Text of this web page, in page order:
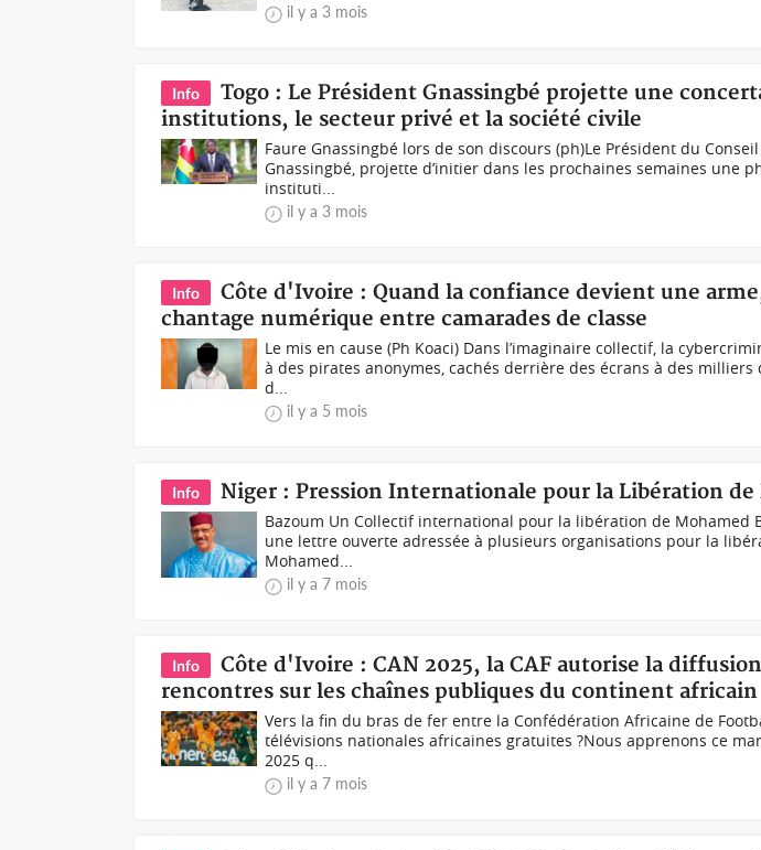
il y a 3 mois
Info
Togo : Le Président Gnassingbé projette une
institutions, le secteur privé et la société civile
Faure Gnassingbé lors de son discours (ph)Le Président du Conseil
Gnassingbé, projette d’initier dans les prochaines semaines une
instituti...
il y a 3 mois
Info
Côte d'Ivoire : Quand la confiance devient une
chantage numérique entre camarades de classe
Le mis en cause (Ph Koaci) Dans l’imaginaire collectif, la
à des pirates anonymes, cachés derrière des écrans à des
d...
il y a 5 mois
Info Niger : Pression Internationale pour la Libération de
Bazoum Un Collectif international pour la libération de Mohamed
une lettre ouverte adressée à plusieurs organisations pour la
Mohamed...
il y a 7 mois
Info
Côte d'Ivoire : CAN 2025, la CAF autorise la
rencontres sur les chaînes publiques du continent africain
Vers la fin du bras de fer entre la Confédération Africaine de
télévisions nationales africaines gratuites ?Nous apprenons ce
2025 q...
il y a 7 mois